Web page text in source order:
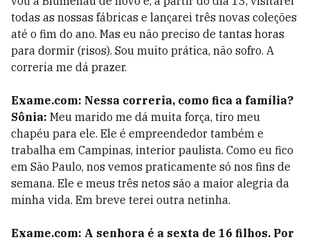
todas as nossas fábricas e lançarei três novas coleções
até o fim do ano. Mas eu não preciso de tantas horas
para dormir (risos). Sou muito prática, não sofro. A
correria me dá prazer.
Exame.com: Nessa correria, como fica a família?
Sônia: Meu marido me dá muita força, tiro meu
chapéu para ele. Ele é empreendedor também e
trabalha em Campinas, interior paulista. Como eu fico
em São Paulo, nos vemos praticamente só nos fins de
semana. Ele e meus três netos são a maior alegria da
minha vida. Em breve terei outra netinha.
Exame.com: A senhora é a sexta de 16 filhos. Por